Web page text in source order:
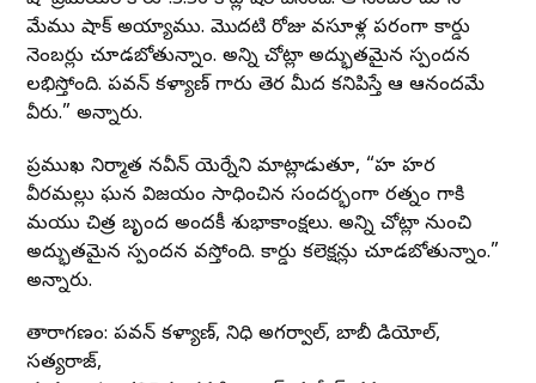
మేము షాక్ అయ్యాము. మొదటి రోజు వసూళ్ల పరంగా రికార్డు
నెంబర్లు చూడబోతున్నాం. అన్ని చోట్లా అద్భుతమైన స్పందన
లభిస్తోంది. పవన్ కళ్యాణ్ గారు తెర మీద కనిపిస్తే ఆ ఆనందమే
వీరు.” అన్నారు.
ప్రముఖ నిర్మాత నవీన్ యెర్నేని మాట్లాడుతూ, “హరి హర
వీరమల్లు ఘన విజయం సాధించిన సందర్భంగా రత్నం గారికి
మరియు చిత్ర బృంద అందరికీ శుభాకాంక్షలు. అన్ని చోట్లా నుంచి
అద్భుతమైన స్పందన వస్తోంది. రికార్డు కలెక్షన్లు చూడబోతున్నాం.”
అన్నారు.
తారాగణం: పవన్ కళ్యాణ్, నిధి అగర్వాల్, బాబీ డియోల్,
సత్యరాజ్,